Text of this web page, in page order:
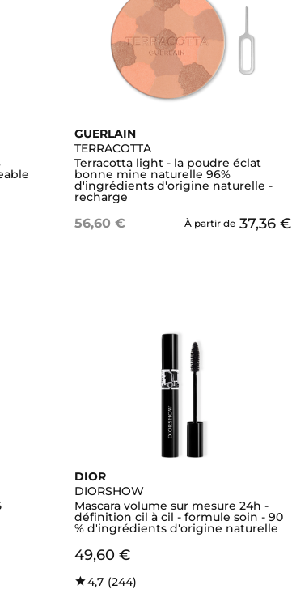
GUERLAIN
TERRACOTTA
Terracotta light - la poudre éclat
bonne mine naturelle 96%
d'ingrédients d'origine naturelle -
recharge
56,60 € À partir de 37,36 €
DIOR
DIORSHOW
Mascara volume sur mesure 24h -
définition cil à cil - formule soin - 90
% d'ingrédients d'origine naturelle
49,60 €
4,7 (244)